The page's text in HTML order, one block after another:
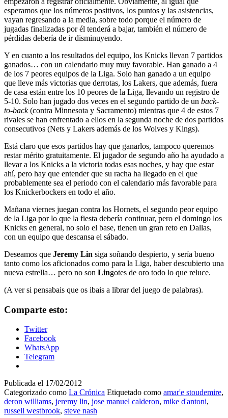
esperamos que los números positivos, los puntos y las asistencias,
vayan regresando a la media, sobre todo porque el número de
jugadas finalizadas por él tenderá a bajar, también el número de
pérdidas debería de ir disminuyendo.
Y en cuanto a los resultados del equipo, los Knicks llevan 7 partidos
ganados… con un calendario muy muy favorable. Han ganado a 4
de los 7 peores equipos de la Liga. Solo han ganado a un equipo
que lleve más victorias que derrotas, los Lakers, que además, fuera
de casa están entre los 10 peores de la Liga, llevando un registro de
5-10. Solo han jugado dos veces en el segundo partido de un back-
to-back(contra Minnesota y Sacramento) mientras que 4 de estos 7
rivales se han enfrentado a ellos en la segunda noche de dos partidos
consecutivos (Nets y Lakers además de los Wolves y Kings).
Está claro que esos partidos hay que ganarlos, tampoco queremos
restar mérito gratuitamente. El jugador de segundo año ha ayudado a
llevar a los Knicks a la victoria todas esas noches, y hay que estar
ahí, pero hay que entender que su racha ha llegado en el que
probablemente sea el periodo con el calendario más favorable para
los Knickerbockers en todo el año.
Mañana viernes juegan contra los Hornets, el segundo peor equipo
de la Liga por lo que la fiesta debería continuar, pero el domingo los
Knicks en general, no solo el base, tienen un gran reto en Dallas,
con un equipo que descansa el sábado.
Deseamos que Jeremy Lin siga soñando despierto, y sería bueno
tanto como los aficionados como para la Liga, haber descubierto una
nueva estrella… pero no son Lingotes de oro todo lo que reluce.
(A ver si pensabais que os ibais a librar del juego de palabras).
Comparte esto:
Twitter
Facebook
WhatsApp
Telegram
Publicada el 17/02/2012
Categorizado como La Crónica Etiquetado como amar'e stoudemire,
deron williams, jeremy lin, jose manuel calderon, mike d'antoni,
russell westbrook, steve nash